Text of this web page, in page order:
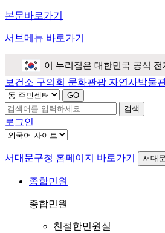
본문바로가기
서브메뉴 바로가기
이 누리집은 대한민국 공식
보건소 구의회 문화관광 자연사박물
검색
로그인
서대문구청 홈페이지 바로가기 서대
종합민원
종합민원
친절한민원실